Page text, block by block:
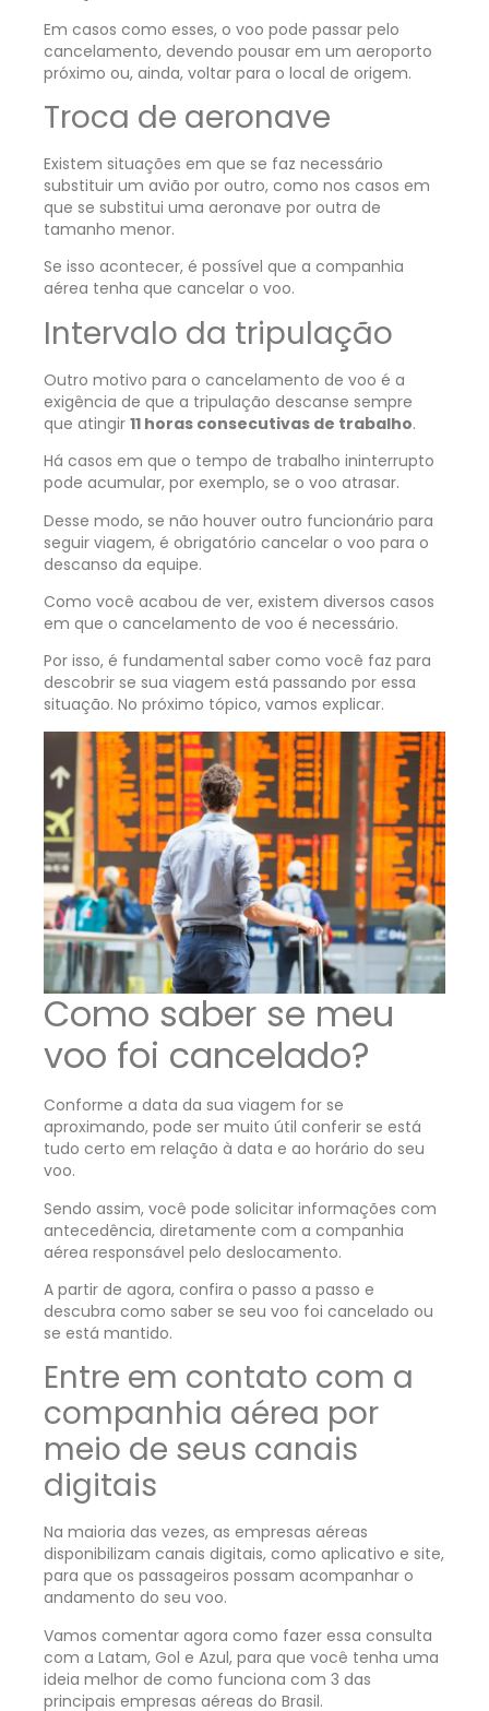
Em casos como esses, o voo pode passar pelo
cancelamento, devendo pousar em um aeroporto
próximo ou, ainda, voltar para o local de origem.
Troca de aeronave
Existem situações em que se faz necessário
substituir um avião por outro, como nos casos em
que se substitui uma aeronave por outra de
tamanho menor.
Se isso acontecer, é possível que a companhia
aérea tenha que cancelar o voo.
Intervalo da tripulação
Outro motivo para o cancelamento de voo é a
exigência de que a tripulação descanse sempre
que atingir 11 horas consecutivas de trabalho.
Há casos em que o tempo de trabalho ininterrupto
pode acumular, por exemplo, se o voo atrasar.
Desse modo, se não houver outro funcionário para
seguir viagem, é obrigatório cancelar o voo para o
descanso da equipe.
Como você acabou de ver, existem diversos casos
em que o cancelamento de voo é necessário.
Por isso, é fundamental saber como você faz para
descobrir se sua viagem está passando por essa
situação. No próximo tópico, vamos explicar.
Como saber se meu
voo foi cancelado?
Conforme a data da sua viagem for se
aproximando, pode ser muito útil conferir se está
tudo certo em relação à data e ao horário do seu
voo.
Sendo assim, você pode solicitar informações com
antecedência, diretamente com a companhia
aérea responsável pelo deslocamento.
A partir de agora, confira o passo a passo e
descubra como saber se seu voo foi cancelado ou
se está mantido.
Entre em contato com a
companhia aérea por
meio de seus canais
digitais
Na maioria das vezes, as empresas aéreas
disponibilizam canais digitais, como aplicativo e site,
para que os passageiros possam acompanhar o
andamento do seu voo.
Vamos comentar agora como fazer essa consulta
com a Latam, Gol e Azul, para que você tenha uma
ideia melhor de como funciona com 3 das
principais empresas aéreas do Brasil.